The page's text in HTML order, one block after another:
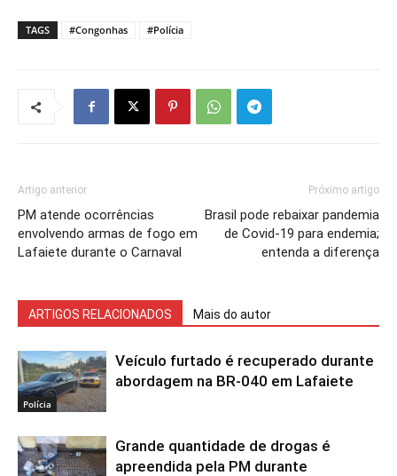
TAGS #Congonhas #Polícia
Artigo anterior
PM atende ocorrências
envolvendo armas de fogo em
Lafaiete durante o Carnaval
Próximo artigo
Brasil pode rebaixar pandemia
de Covid-19 para endemia;
entenda a diferença
ARTIGOS RELACIONADOS Mais do autor
Polícia
Veículo furtado é recuperado durante
abordagem na BR-040 em Lafaiete
Grande quantidade de drogas é
apreendida pela PM durante